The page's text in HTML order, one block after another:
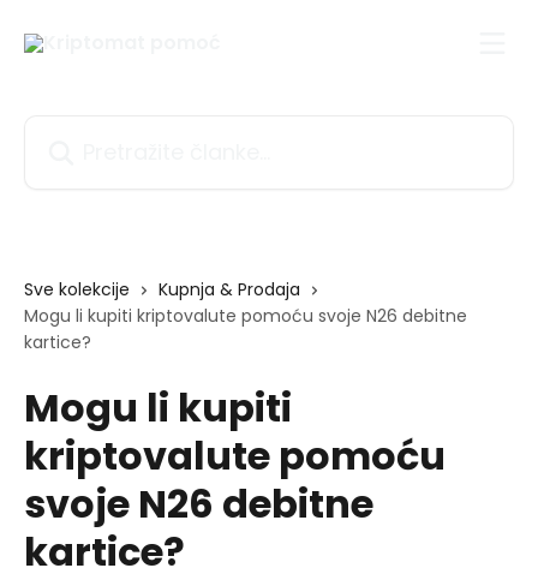
Sve kolekcije
Kupnja & Prodaja
Mogu li kupiti kriptovalute pomoću svoje N26 debitne
kartice?
Mogu li kupiti
kriptovalute pomoću
svoje N26 debitne
kartice?